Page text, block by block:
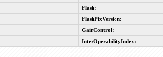
Flash:
FlashPixVersion:
GainControl:
InterOperabilityIndex: